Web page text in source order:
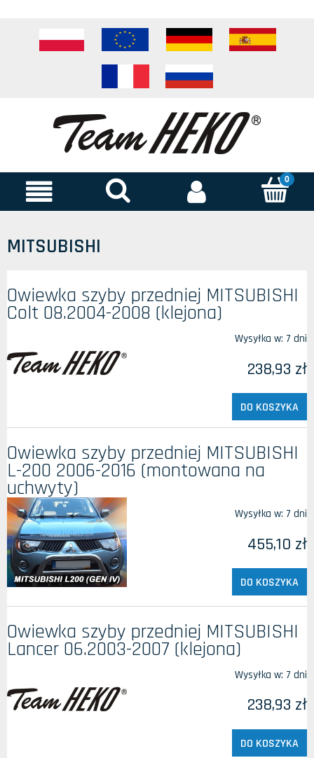
MITSUBISHI
Owiewka szyby przedniej MITSUBISHI
Colt 08.2004-2008 (klejona)
Wysyłka w: 7 dni
238,93 zł
DO KOSZYKA
Owiewka szyby przedniej MITSUBISHI
L-200 2006-2016 (montowana na
uchwyty)
Wysyłka w: 7 dni
455,10 zł
DO KOSZYKA
Owiewka szyby przedniej MITSUBISHI
Lancer 06.2003-2007 (klejona)
Wysyłka w: 7 dni
238,93 zł
DO KOSZYKA